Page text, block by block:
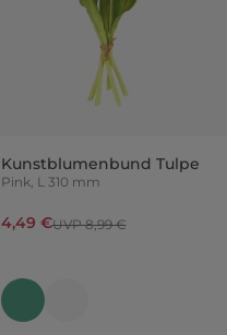
Kunstblumenbund Tulpe
Pink, L 310 mm
4,49 €UVP 8,99 €